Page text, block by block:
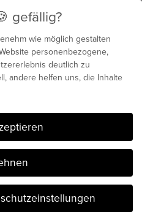
dein
& Phil
gefällig?
wie möglich gestalten
personenbezogene,
deutlich zu
andere helfen uns, die Inhalte